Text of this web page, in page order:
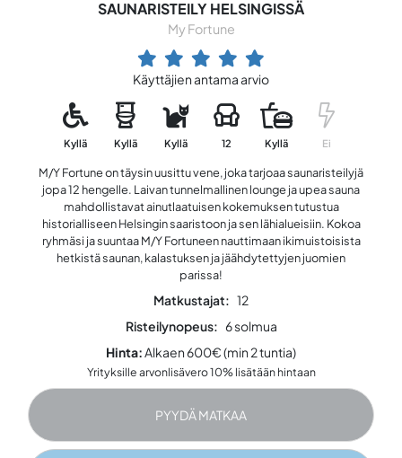
SAUNARISTEILY HELSINGISSÄ
My Fortune
Käyttäjien antama arvio
Kyllä Kyllä Kyllä 12 Kyllä Ei
M/Y Fortune on täysin uusittu vene, joka tarjoaa saunaristeilyjä
jopa 12 hengelle. Laivan tunnelmallinen lounge ja upea sauna
mahdollistavat ainutlaatuisen kokemuksen tutustua
historialliseen Helsingin saaristoon ja sen lähialueisiin. Kokoa
ryhmäsi ja suuntaa M/Y Fortuneen nauttimaan ikimuistoisista
hetkistä saunan, kalastuksen ja jäähdytettyjen juomien
parissa!
Matkustajat: 12
Risteilynopeus: 6 solmua
Hinta:Alkaen 600€ (min 2 tuntia)
Yrityksille arvonlisävero 10% lisätään hintaan
PYYDÄ MATKAA